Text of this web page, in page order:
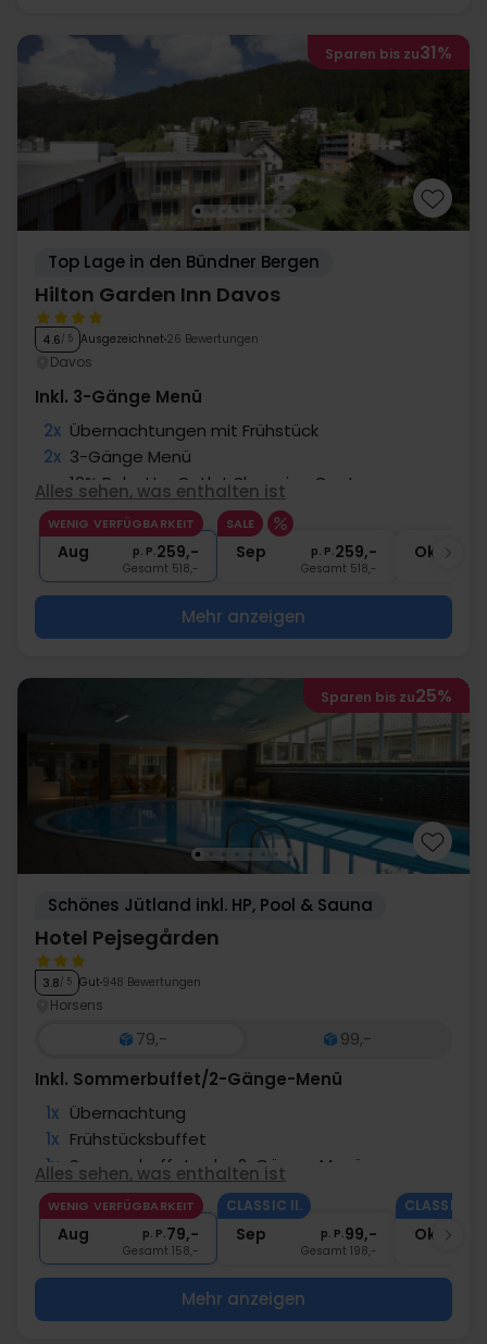
Sparen bis zu31%
Top Lage in den Bündner Bergen
Hilton Garden Inn Davos
4.6/ 5 Ausgezeichnet 26 Bewertungen
Davos
Inkl. 3-Gänge Menü
2x Übernachtungen mit Frühstück
2x 3-Gänge Menü
∞ 10% Rabatt - Outlet Shopping Center
∞ Gratis Nutzung Spabereich & Fitness
∞ Gratis Internet und Parken
Alles sehen, was enthalten ist
WENIG VERFÜGBARKEIT
Aug p. P.259,-
Gesamt 518,-
SALE
Sep p. P.259,-
Gesamt 518,-
Okt
Mehr anzeigen
Sparen bis zu25%
Schönes Jütland inkl. HP, Pool & Sauna
Hotel Pejsegården
3.8/ 5 Gut 948 Bewertungen
Horsens
79,-
99,-
Inkl. Sommerbuffet/2-Gänge-Menü
1x Übernachtung
1x Frühstücksbuffet
1x Sommerbuffet oder 2-Gänge-Menü
∞ Kaffee­­ rund um die Uhr
∞ Gratis Parken und Internet
Alles sehen, was enthalten ist
WENIG VERFÜGBARKEIT
Aug p. P.79,-
Gesamt 158,-
CLASSIC II.
Sep p. P.99,-
Gesamt 198,-
CLASSIC II.
Okt
Mehr anzeigen